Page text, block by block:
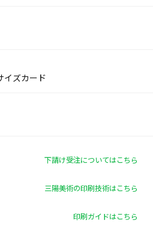
イズカード
下請け受注についてはこちら
三陽美術の印刷技術はこちら
印刷ガイドはこちら